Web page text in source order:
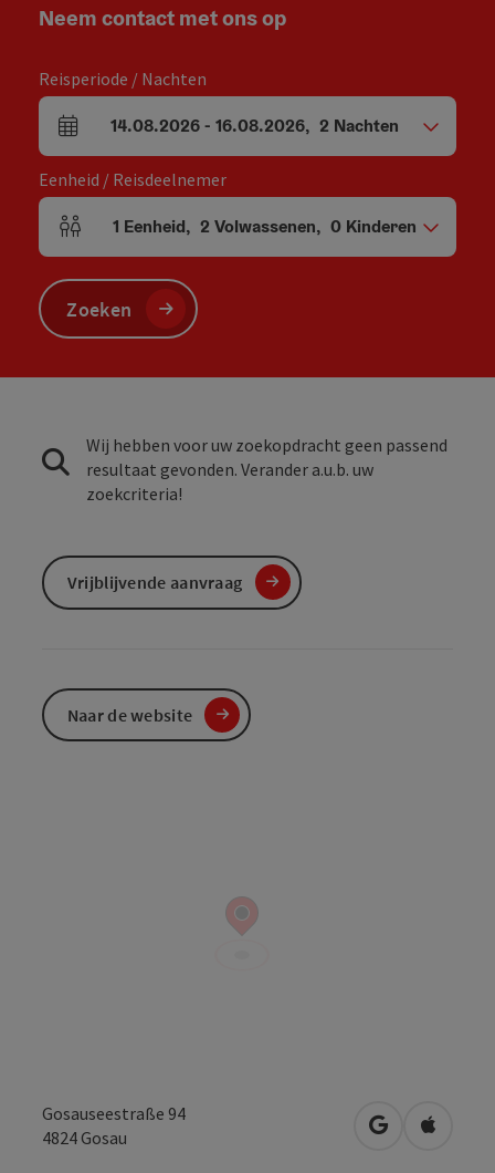
Gosauseestraße 94
4824 Gosau Openen in
Neem contact met ons op
Reisperiode / Nachten
Velden voor aankomst en vertrek
14.08.2026- 16.08.2026, 2 Nachten
Eenheid / Reisdeelnemer
Aantal eenheden en persoonsvelden
1 Eenheid, 2 Volwassenen, 0 Kinderen
Zoeken
Wij hebben voor uw zoekopdracht geen passend
resultaat gevonden. Verander a.u.b. uw
zoekcriteria!
Vrijblijvende aanvraag
Naar de website